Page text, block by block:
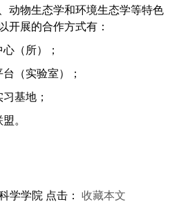
动物生态学和环境生态学等特色
开展的合作方式有：
（所）；
（实验室）；
基地；
。
学学院 点击：
收藏本文